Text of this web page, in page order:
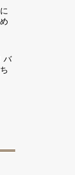
バ